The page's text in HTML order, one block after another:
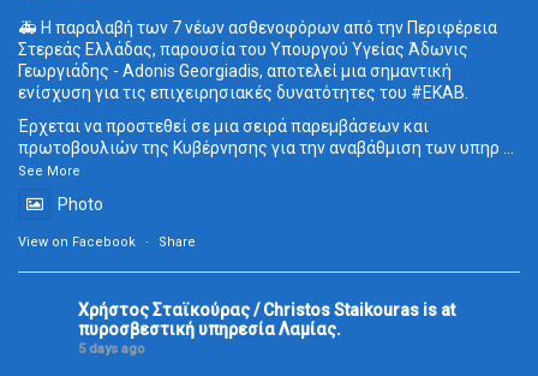
🚑 Η παραλαβή των 7 νέων ασθενοφόρων από την Περιφέρεια
Στερεάς Ελλάδας, παρουσία του Υπουργού Υγείας Άδωνις
Γεωργιάδης - Adonis Georgiadis, αποτελεί μια σημαντική
ενίσχυση για τις επιχειρησιακές δυνατότητες του #ΕΚΑΒ.
Έρχεται να προστεθεί σε μια σειρά παρεμβάσεων και
πρωτοβουλιών της Κυβέρνησης για την αναβάθμιση των υπηρ ...
See More
Photo
View on Facebook · Share
Χρήστος Σταϊκούρας / Christos Staikouras is at
πυροσβεστική υπηρεσία Λαμίας.
5 days ago